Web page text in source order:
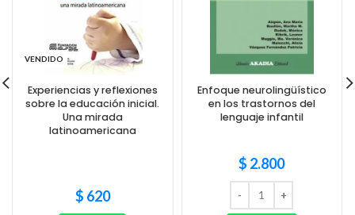
VENDIDO
Experiencias y reflexiones
sobre la educación inicial.
Una mirada
latinoamericana
$ 620
Enfoque neurolingüístico
en los trastornos del
lenguaje infantil
$ 2.800